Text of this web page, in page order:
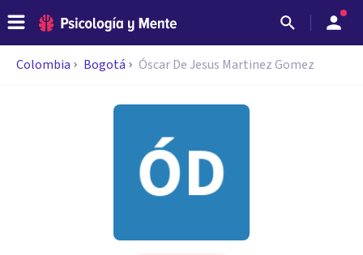
Colombia Bogotá Óscar De Jesus Martinez Gomez